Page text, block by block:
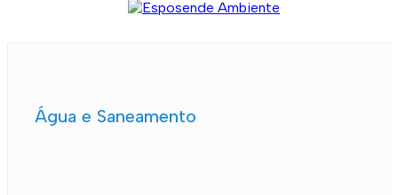
Água e Saneamento